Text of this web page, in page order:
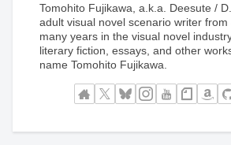
Tomohito Fujikawa, a.k.a. Deesute /
adult visual novel scenario writer from
many years in the visual novel
literary fiction, essays, and other
name Tomohito Fujikawa.